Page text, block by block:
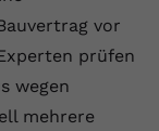
vor
prüfen
wegen
mehrere
über
und
Daten.